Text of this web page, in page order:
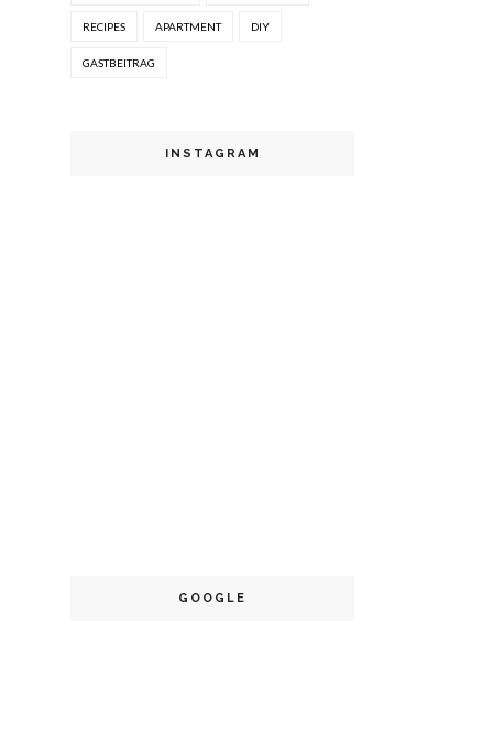
RECIPES APARTMENT DIY
GASTBEITRAG
INSTAGRAM
GOOGLE